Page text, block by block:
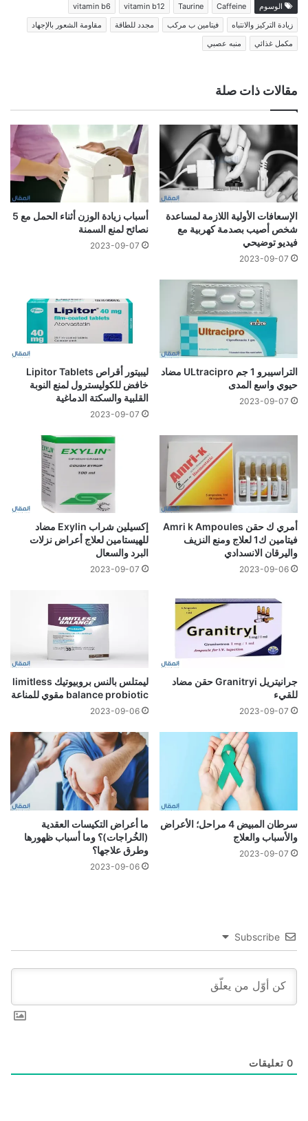
الوسوم Caffeine
Taurine
vitamin b12
vitamin b6
زيادة التركيز والانتباه
فيتامين ب مركب مجدد للطاقة
مقاومة الشعور بالإجهاد
مكمل غذائي
منبه عصبي
مقالات ذات صلة
الإسعافات الأولية اللازمة لمساعدة
شخص أصيب بصدمة كهربية مع
فيديو توضيحي
2023-09-07
أسباب زيادة الوزن أثناء الحمل مع 5
نصائح لمنع السمنة
2023-09-07
التراسيبرو 1 جم ULtracipro مضاد
حيوي واسع المدى
2023-09-07
ليبيتور أقراص Lipitor Tablets
خافض للكوليسترول لمنع النوبة
القلبية والسكتة الدماغية
2023-09-07
أمري ك حقن Amri k Ampoules
فيتامين ك1 لعلاج ومنع النزيف
واليرقان الانسدادي
2023-09-06
إكسيلين شراب Exylin مضاد
للهيستامين لعلاج أعراض نزلات
البرد والسعال
2023-09-07
جرانيتريل Granitryi حقن مضاد
للقيء
2023-09-07
ليمتلس بالنس بروبيوتيك limitless
balance probiotic مقوي للمناعة
2023-09-06
سرطان المبيض 4 مراحل؛ الأعراض
والأسباب والعلاج
2023-09-07
ما أعراض التكيسات العقدية
(الخُراجات)؟ وما أسباب ظهورها
وطرق علاجها؟
2023-09-06
Subscribe
0 تعليقات